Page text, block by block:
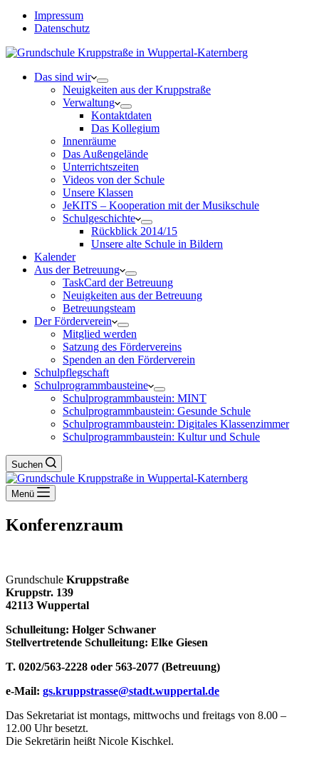
Impressum
Datenschutz
Das sind wir
Neuigkeiten aus der Kruppstraße
Verwaltung
Kontaktdaten
Das Kollegium
Innenräume
Das Außengelände
Unterrichtszeiten
Videos von der Schule
Unsere Klassen
JeKITS – Kooperation mit der Musikschule
Schulgeschichte
Rückblick 2014/15
Unsere alte Schule in Bildern
Kalender
Aus der Betreuung
TaskCard der Betreuung
Neuigkeiten aus der Betreuung
Betreuungsteam
Der Förderverein
Mitglied werden
Satzung des Fördervereins
Spenden an den Förderverein
Schulpflegschaft
Schulprogrammbausteine
Schulprogrammbaustein: MINT
Schulprogrammbaustein: Gesunde Schule
Schulprogrammbaustein: Digitales Klassenzimmer
Schulprogrammbaustein: Kultur und Schule
Suchen
Menü
Konferenzraum
Grundschule Kruppstraße
Kruppstr. 139
42113 Wuppertal
Schulleitung: Holger Schwaner
Stellvertretende Schulleitung: Elke Giesen
T. 0202/563-2228 oder 563-2077 (Betreuung)
e-Mail: gs.kruppstrasse@stadt.wuppertal.de
Das Sekretariat ist montags, mittwochs und freitags von 8.00 –
12.00 Uhr besetzt.
Die Sekretärin heißt Nicole Kischkel.